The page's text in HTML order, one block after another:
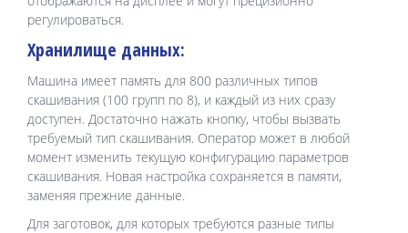
регулироваться.
Хранилище данных:
Машина имеет память для 800 различных типов
скашивания (100 групп по 8), и каждый из них сразу
доступен. Достаточно нажать кнопку, чтобы вызвать
требуемый тип скашивания. Оператор может в любой
момент изменить текущую конфигурацию параметров
скашивания. Новая настройка сохраняется в памяти,
заменяя прежние данные.
Для заготовок, для которых требуются разные типы